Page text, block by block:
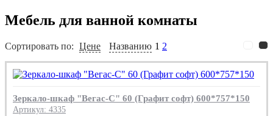
Мебель для ванной комнаты
Сортировать по: Цене Названию
Зеркало-шкаф "Вегас-С" 60 (Графит софт) 600*757*150
Артикул: 4335
1 2